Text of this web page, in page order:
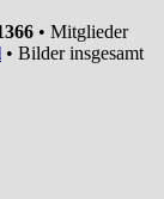
• Mitglieder
• Bilder insgesamt